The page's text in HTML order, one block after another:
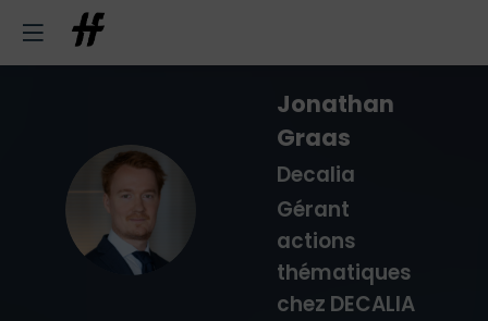
JG
Jonathan
Graas
Decalia
Gérant
actions
thématiques
chez DECALIA